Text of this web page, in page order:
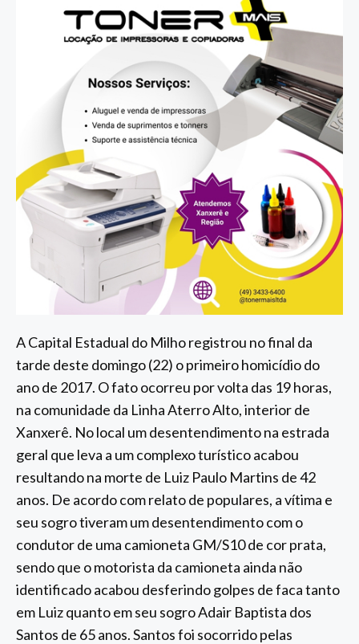
A Capital Estadual do Milho registrou no final da
tarde deste domingo (22) o primeiro homicídio do
ano de 2017. O fato ocorreu por volta das 19 horas,
na comunidade da Linha Aterro Alto, interior de
Xanxerê. No local um desentendimento na estrada
geral que leva a um complexo turístico acabou
resultando na morte de Luiz Paulo Martins de 42
anos. De acordo com relato de populares, a vítima e
seu sogro tiveram um desentendimento com o
condutor de uma camioneta GM/S10 de cor prata,
sendo que o motorista da camioneta ainda não
identificado acabou desferindo golpes de faca tanto
em Luiz quanto em seu sogro Adair Baptista dos
Santos de 65 anos. Santos foi socorrido pelas